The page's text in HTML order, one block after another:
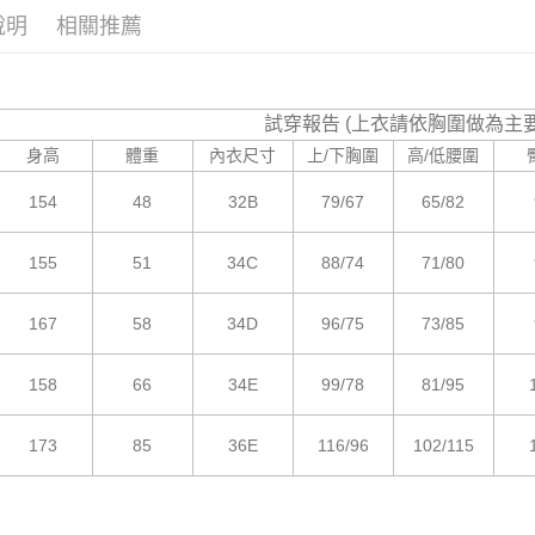
交易，需
求債權轉
２．關於
https://
任。
４．使用
５．嚴禁
每筆
海外宅配
明 相關推薦
試穿報告 (上衣請依胸圍做為主
身高 體重 內衣尺寸 上/下胸圍 高/低腰圍
154 48 32B 79/67 65/82
155 51 34C 88/74 71/80
167 58 34D 96/75 73/85
158 66 34E 99/78 81/95
173 85 36E 116/96 102/115